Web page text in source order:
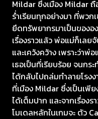
Mildar ซึ่งเมือง Mildar ถื
ร่ำเรียนทุกอย่างมา ที่พว
ยึดทรัพยากรมาเป็นของอ
เรื่องราวแล้ว พ่อแม่ก็เลย
และเคว้งคว้าง เพราะว่า
เธอเป็นที่เรียบร้อย จนกร
ได้กลับไปถล่มทำลายโรง
ที่เมือง Mildar ซึ่งเป็นเพี
ได้เต็มปาก และจากเรื่องร
โมเดลหลักในเกมจะ ตัว